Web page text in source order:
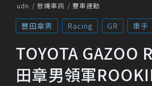
udn 發燒車訊 賽車運動
豐田章男 Racing GR 車手
TOYOTA
田章男領軍